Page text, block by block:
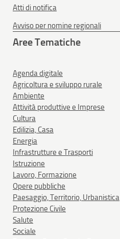
Atti di notifica
Avviso per nomine regionali
Aree Tematiche
Agenda digitale
Agricoltura e sviluppo rurale
Ambiente
Attività produttive e Imprese
Cultura
Edilizia, Casa
Energia
Infrastrutture e Trasporti
Istruzione
Lavoro, Formazione
Opere pubbliche
Paesaggio, Territorio, Urbanistica
Protezione Civile
Salute
Sociale